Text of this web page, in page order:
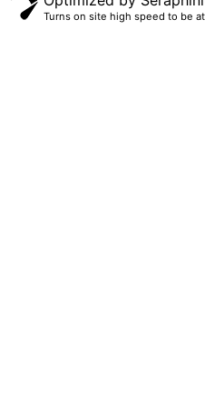
Turns on site high speed to be